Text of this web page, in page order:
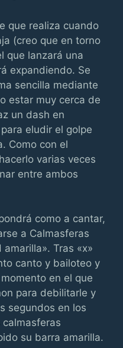
que realiza cuando
(creo que en torno
que lanzará una
expandiendo. Se
sencilla mediante
estar muy cerca de
un dash en
eludir el golpe
Como con el
varias veces
entre ambos
como a cantar,
a Calmasferas
Tras «x»
canto y bailoteo y
en el que
para debilitarle y
segundos en los
su barra amarilla.